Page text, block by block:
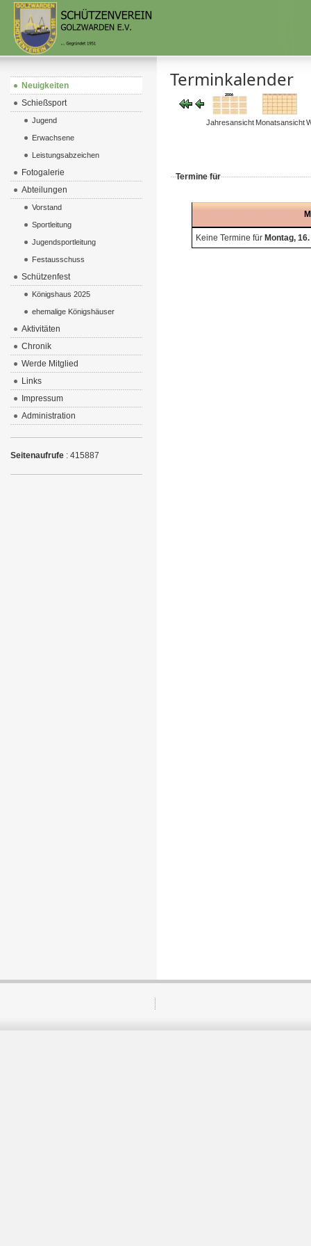
Terminkalender
Jahresansicht Monatsansicht
Termine für
Keine Termine für Montag,
Neuigkeiten
Schießsport
Jugend
Erwachsene
Leistungsabzeichen
Fotogalerie
Abteilungen
Vorstand
Sportleitung
Jugendsportleitung
Festausschuss
Schützenfest
Königshaus 2025
ehemalige Königshäuser
Aktivitäten
Chronik
Werde Mitglied
Links
Impressum
Administration
Seitenaufrufe: 415887